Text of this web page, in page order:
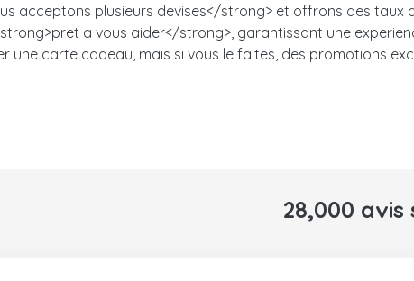
acceptons plusieurs devises</strong> et offrons des taux
a vous aider</strong>, garantissant une
une carte cadeau, mais si vous le faites, des promotions
28,000